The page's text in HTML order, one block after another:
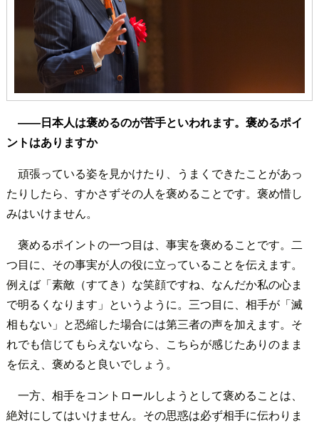
――日本人は褒めるのが苦手といわれます。褒めるポイ
ントはありますか
頑張っている姿を見かけたり、うまくできたことがあっ
たりしたら、すかさずその人を褒めることです。褒め惜し
みはいけません。
褒めるポイントの一つ目は、事実を褒めることです。二
つ目に、その事実が人の役に立っていることを伝えます。
例えば「素敵（すてき）な笑顔ですね、なんだか私の心ま
で明るくなります」というように。三つ目に、相手が「滅
相もない」と恐縮した場合には第三者の声を加えます。そ
れでも信じてもらえないなら、こちらが感じたありのまま
を伝え、褒めると良いでしょう。
一方、相手をコントロールしようとして褒めることは、
絶対にしてはいけません。その思惑は必ず相手に伝わりま